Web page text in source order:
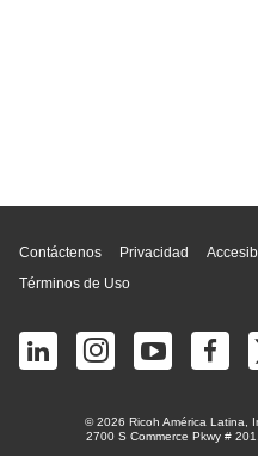
Contáctenos Privacidad
Términos de Uso
© 2026 Ricoh América Latina,
2700 S Commerce Pkwy #